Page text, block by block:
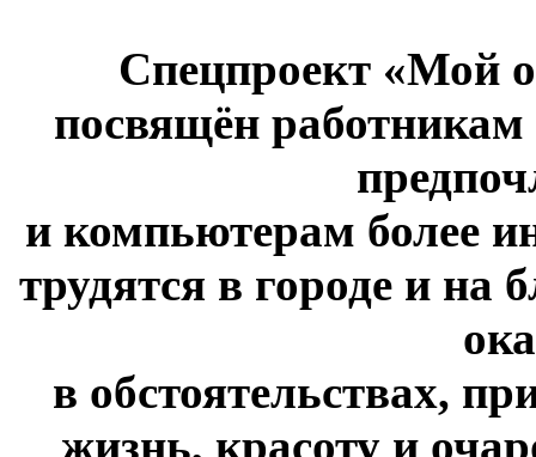
Спецпроект «Мой
посвящён
и компьютерам более
трудятся в городе и на
в обстоятельствах,
жизнь, красоту и